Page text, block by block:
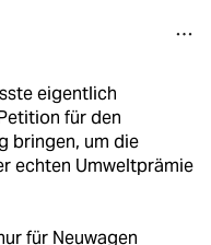
eigentlich
für den
bringen, um die
echten Umweltprämie
für Neuwagen